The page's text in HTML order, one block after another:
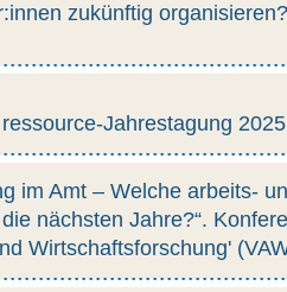
zukünftig organisieren?
Jahrestagung 2025
im Amt – Welche arbeits-
nächsten Jahre?“.
Wirtschaftsforschung'